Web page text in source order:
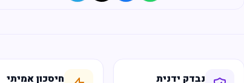
נבדק ידנית חיסכון אמיתי